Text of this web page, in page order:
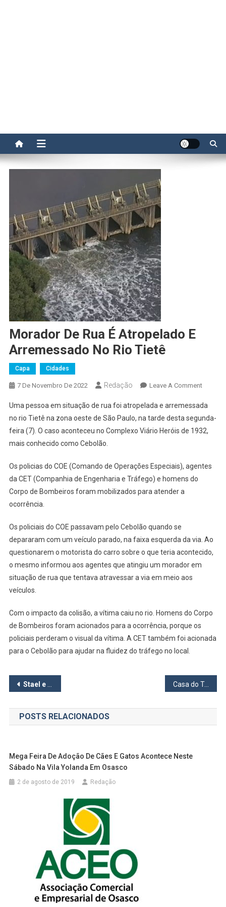
Morador De Rua É Atropelado E
Arremessado No Rio Tietê
Capa Cidades
7 De Novembro De 2022 Redação Leave A CommentOn
De
Rua
É
Uma pessoa em situação de rua foi atropelada e arremessada
no rio Tietê na zona oeste de São Paulo, na tarde desta segunda-
feira (7). O caso aconteceu no Complexo Viário Heróis de 1932,
mais conhecido como Cebolão.
Os policias do COE (Comando de Operações Especiais), agentes
da CET (Companhia de Engenharia e Tráfego) e homens do
Corpo de Bombeiros foram mobilizados para atender a
ocorrência.
Os policiais do COE passavam pelo Cebolão quando se
depararam com um veículo parado, na faixa esquerda da via. Ao
questionarem o motorista do carro sobre o que teria acontecido,
o mesmo informou aos agentes que atingiu um morador em
situação de rua que tentava atravessar a via em meio aos
veículos.
Com o impacto da colisão, a vítima caiu no rio. Homens do Corpo
de Bombeiros foram acionados para a ocorrência, porque os
policiais perderam o visual da vítima. A CET também foi acionada
para o Cebolão para ajudar na fluidez do tráfego no local.
Navegação
de
Post
Stael e Orlando representam Barueri no Miss e Mister Melhor Idade Estadual Casa do Trabalhador de Barueri oferece 17 vagas de empregos
POSTS RELACIONADOS
Mega Feira De Adoção De Cães E Gatos Acontece Neste
Sábado Na Vila Yolanda Em Osasco
2 de agosto de 2019 Redação